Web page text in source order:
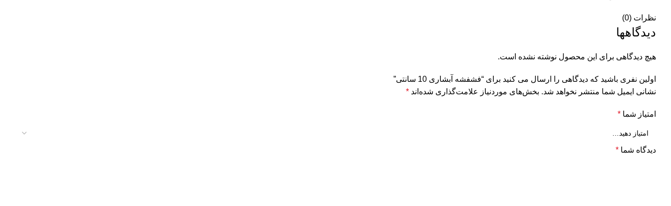
نظرات (0)
دیدگاهها
هیچ دیدگاهی برای این محصول نوشته نشده است.
اولین نفری باشید که دیدگاهی را ارسال می کنید برای “فشفشه آبشاری 10 سانتی”
نشانی ایمیل شما منتشر نخواهد شد. بخش‌های موردنیاز علامت‌گذاری شده‌اند *
امتیاز شما *
دیدگاه شما *